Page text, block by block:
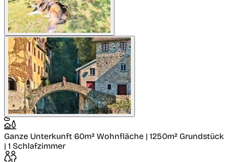
Ganze Unterkunft 60m² Wohnfläche | 1250m² Grundstück
| 1 Schlafzimmer